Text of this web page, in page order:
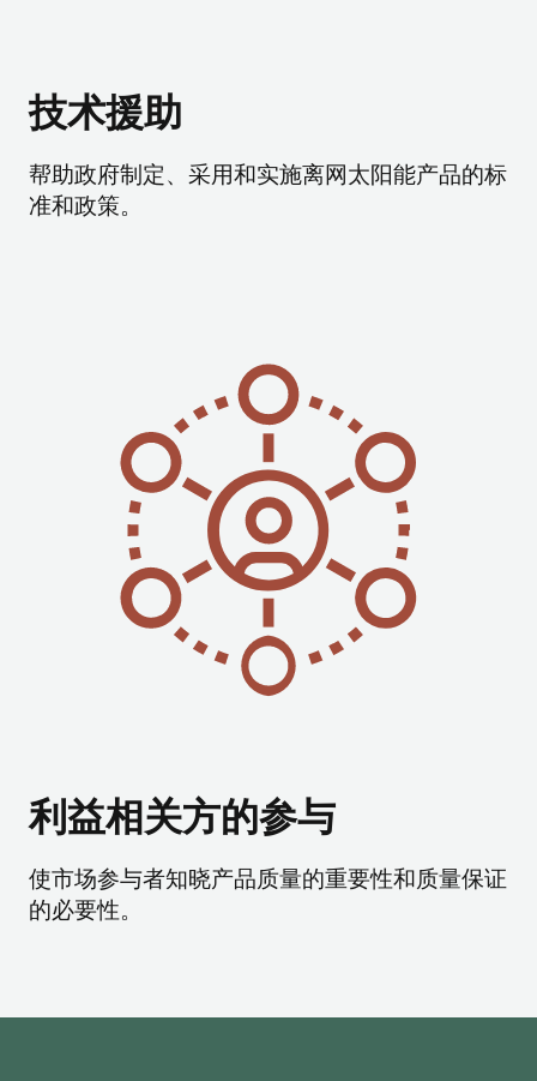
技术援助
帮助政府制定、采用和实施离网太阳能产品的标
准和政策。
利益相关方的参与
使市场参与者知晓产品质量的重要性和质量保证
的必要性。